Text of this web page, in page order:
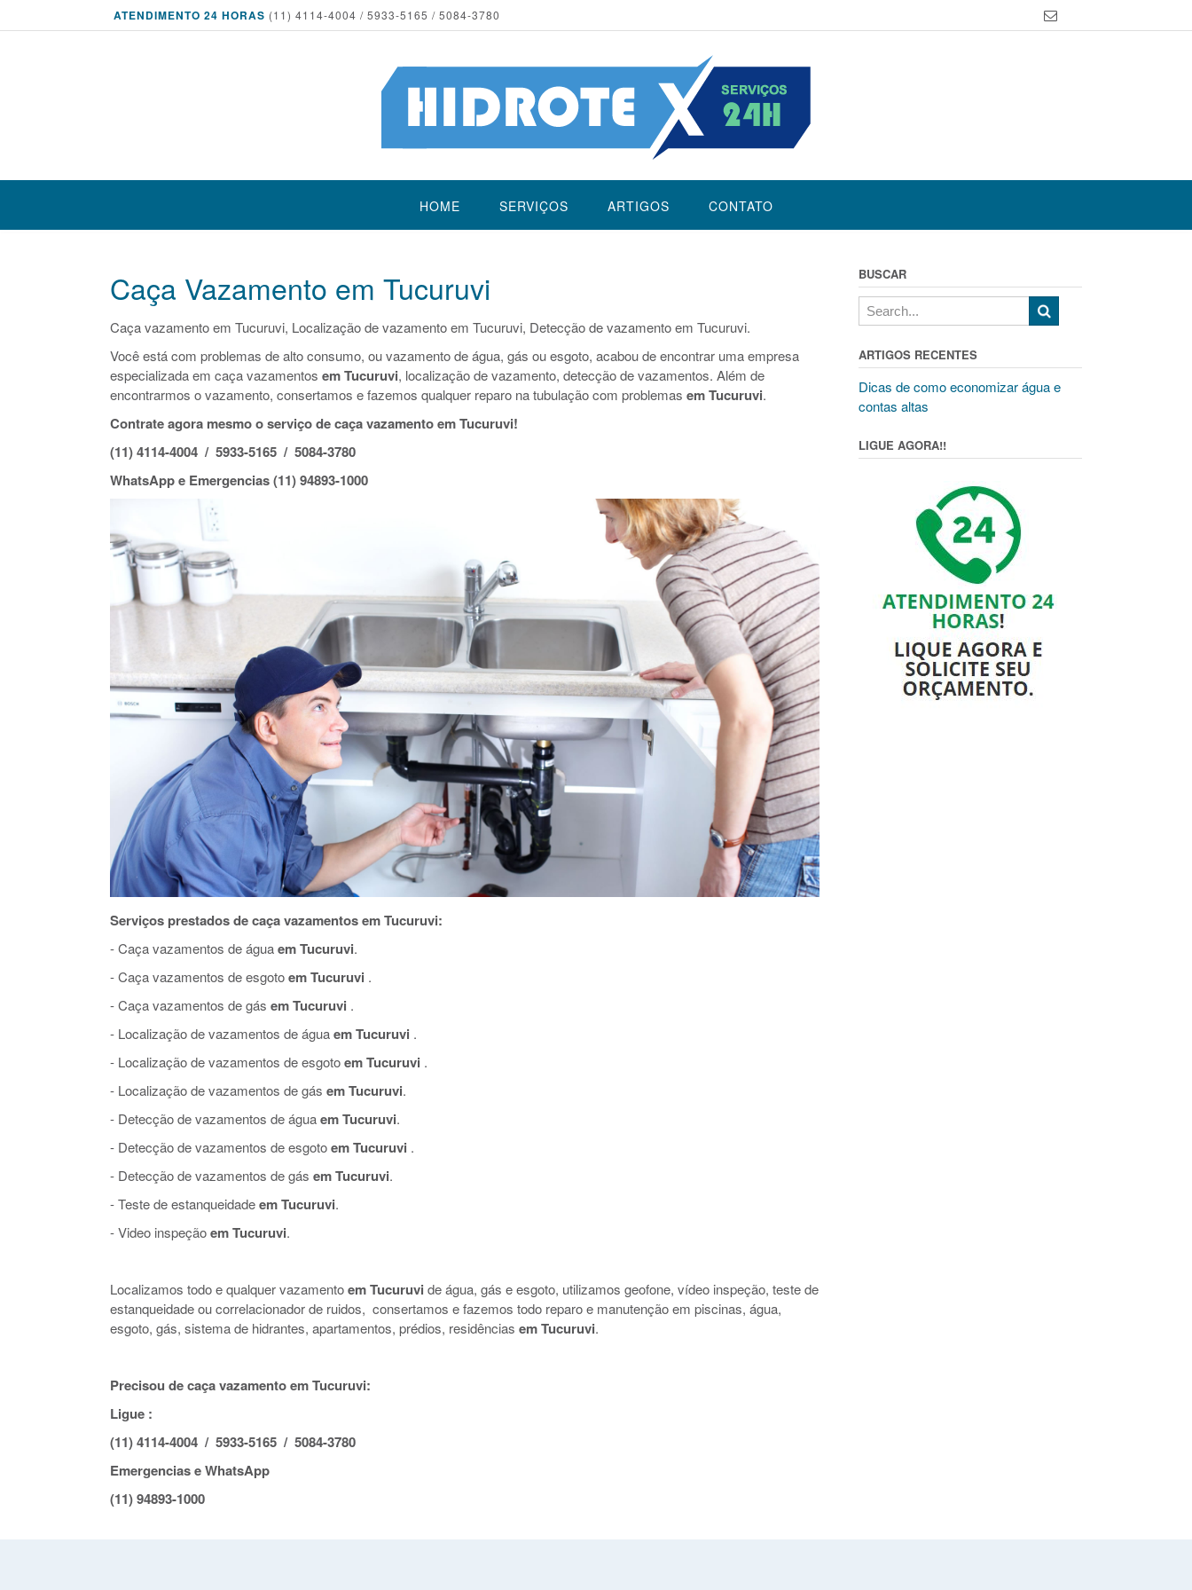
ATENDIMENTO 24 HORAS (11) 4114-4004 / 5933-5165 / 5084-3780
HOME SERVIÇOS ARTIGOS CONTATO
Caça Vazamento em Tucuruvi
Caça vazamento em Tucuruvi, Localização de vazamento em Tucuruvi, Detecção de vazamento em Tucuruvi.
Você está com problemas de alto consumo, ou vazamento de água, gás ou esgoto, acabou de encontrar uma empresa
especializada em caça vazamentos em Tucuruvi, localização de vazamento, detecção de vazamentos. Além de
encontrarmos o vazamento, consertamos e fazemos qualquer reparo na tubulação com problemas em Tucuruvi.
Contrate agora mesmo o serviço de caça vazamento em Tucuruvi!
(11) 4114-4004 / 5933-5165 / 5084-3780
WhatsApp e Emergencias (11) 94893-1000
Serviços prestados de caça vazamentos em Tucuruvi:
- Caça vazamentos de águaem Tucuruvi.
- Caça vazamentos de esgotoem Tucuruvi .
- Caça vazamentos de gás em Tucuruvi .
- Localização de vazamentos de águaem Tucuruvi .
- Localização de vazamentos de esgotoem Tucuruvi .
- Localização de vazamentos de gás em Tucuruvi.
- Detecção de vazamentos de águaem Tucuruvi.
- Detecção de vazamentos de esgotoem Tucuruvi .
- Detecção de vazamentos de gás em Tucuruvi.
- Teste de estanqueidadeem Tucuruvi.
- Video inspeçãoem Tucuruvi.
Localizamos todo e qualquer vazamentoem Tucuruvi de água, gás e esgoto, utilizamos geofone, vídeo inspeção, teste de
estanqueidade ou correlacionador de ruidos, consertamos e fazemos todo reparo e manutenção em piscinas, água,
esgoto, gás, sistema de hidrantes, apartamentos, prédios, residências em Tucuruvi.
Precisou de caça vazamento em Tucuruvi:
Ligue :
(11) 4114-4004 / 5933-5165 / 5084-3780
Emergencias e WhatsApp
(11) 94893-1000
BUSCAR
ARTIGOS RECENTES
Dicas de como economizar água e
contas altas
LIGUE AGORA!!